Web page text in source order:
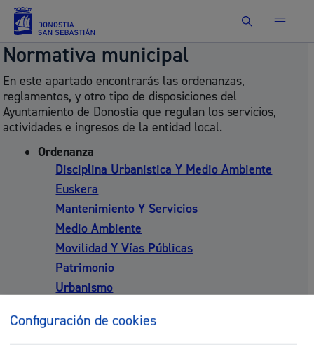
Buscar
Normativa municipal
En este apartado encontrarás las ordenanzas,
reglamentos, y otro tipo de disposiciones del
Ayuntamiento de Donostia que regulan los servicios,
actividades e ingresos de la entidad local.
Ordenanza
Disciplina Urbanistica Y Medio Ambiente
Euskera
Mantenimiento Y Servicios
Medio Ambiente
Movilidad Y Vías Públicas
Patrimonio
Urbanismo
Reglamento
Acción Social
Configuración de cookies